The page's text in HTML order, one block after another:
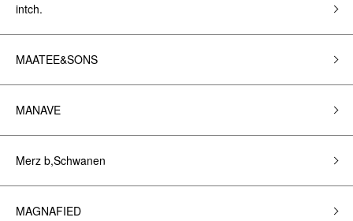
intch.
MAATEE&SONS
MANAVE
Merz b,Schwanen
MAGNAFIED